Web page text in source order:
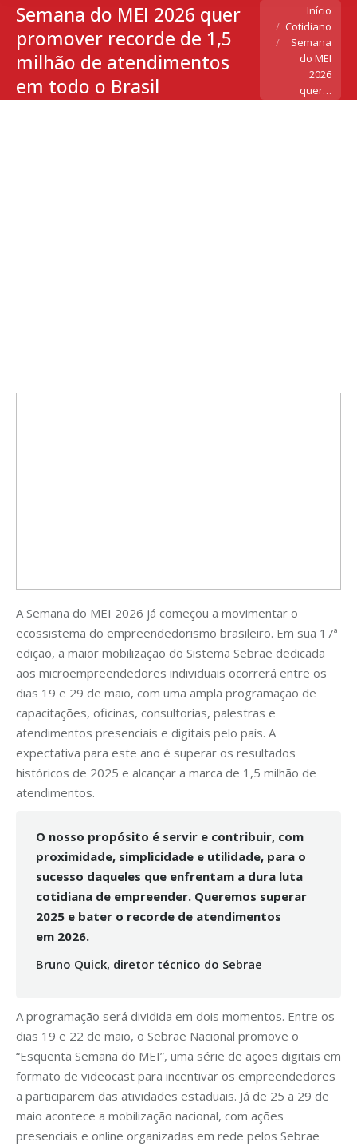
Semana do MEI 2026 quer
promover recorde de 1,5
milhão de atendimentos
em todo o Brasil
Você está aqui:
Início
Cotidiano
Semana
do MEI
2026
quer…
A Semana do MEI 2026 já começou a movimentar o
ecossistema do empreendedorismo brasileiro. Em sua 17ª
edição, a maior mobilização do Sistema Sebrae dedicada
aos microempreendedores individuais ocorrerá entre os
dias 19 e 29 de maio, com uma ampla programação de
capacitações, oficinas, consultorias, palestras e
atendimentos presenciais e digitais pelo país. A
expectativa para este ano é superar os resultados
históricos de 2025 e alcançar a marca de 1,5 milhão de
atendimentos.
O nosso propósito é servir e contribuir, com
proximidade, simplicidade e utilidade, para o
sucesso daqueles que enfrentam a dura luta
cotidiana de empreender. Queremos superar
2025 e bater o recorde de atendimentos
em 2026.
Bruno Quick, diretor técnico do Sebrae
A programação será dividida em dois momentos. Entre os
dias 19 e 22 de maio, o Sebrae Nacional promove o
“Esquenta Semana do MEI”, uma série de ações digitais em
formato de videocast para incentivar os empreendedores
a participarem das atividades estaduais. Já de 25 a 29 de
maio acontece a mobilização nacional, com ações
presenciais e online organizadas em rede pelos Sebrae